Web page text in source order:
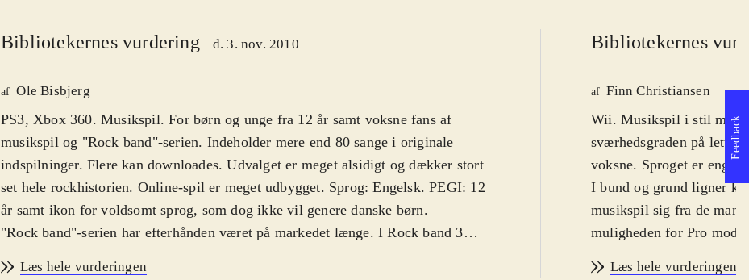
Bibliotekernes vurdering d. 3. nov. 2010
af Ole Bisbjerg
PS3, Xbox 360. Musikspil. For børn og unge fra 12 år samt voksne fans af
musikspil og "Rock band"-serien. Indeholder mere end 80 sange i originale
indspilninger. Flere kan downloades. Udvalget er meget alsidigt og dækker stort
set hele rockhistorien. Online-spil er meget udbygget. Sprog: Engelsk. PEGI: 12
år samt ikon for voldsomt sprog, som dog ikke vil genere danske børn.
"Rock band"-serien har efterhånden været på markedet længe. I Rock band 3
Læs hele vurderingen
Bibliotekernes
af Finn Christiansen
Wii. Musikspil i stil med
sværhedsgraden på
voksne. Sproget er
I bund og grund ligner
musikspil sig fra de
muligheden for Pro
Læs hele vurderingen
Feedback